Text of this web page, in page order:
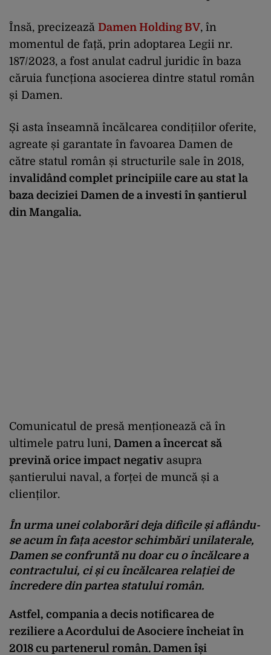
Însă, precizează Damen Holding BV, în
momentul de față, prin adoptarea Legii nr.
187/2023, a fost anulat cadrul juridic în baza
căruia funcționa asocierea dintre statul român
și Damen.
Și asta înseamnă încălcarea condițiilor oferite,
agreate și garantate în favoarea Damen de
către statul român și structurile sale în 2018,
invalidând complet principiile care au stat la
baza deciziei Damen de a investi în șantierul
din Mangalia.
Comunicatul de presă menționează că în
ultimele patru luni, Damen a încercat să
prevină orice impact negativ asupra
șantierului naval, a forței de muncă și a
clienților.
În urma unei colaborări deja dificile și aflându-
se acum în fața acestor schimbări unilaterale,
Damen se confruntă nu doar cu o încălcare a
contractului, ci și cu încălcarea relației de
încredere din partea statului român.
Astfel, compania a decis notificarea de
reziliere a Acordului de Asociere încheiat în
2018 cu partenerul român. Damen își